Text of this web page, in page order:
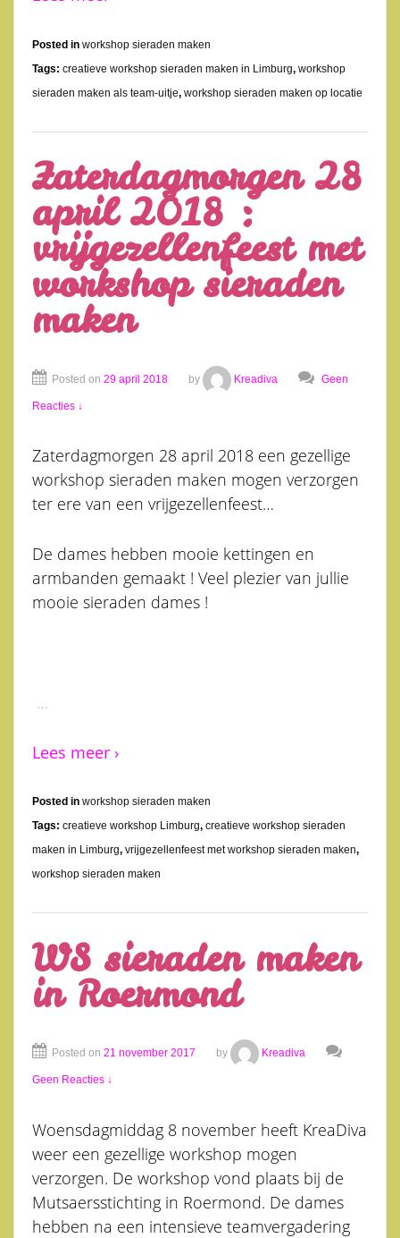
Posted in workshop sieraden maken
Tags: creatieve workshop sieraden maken in Limburg, workshop
sieraden maken als team-uitje, workshop sieraden maken op locatie
Zaterdagmorgen 28
april 2018 :
vrijgezellenfeest met
workshop sieraden
maken
Posted on 29 april 2018 by Kreadiva Geen
Reacties ↓
Zaterdagmorgen 28 april 2018 een gezellige
workshop sieraden maken mogen verzorgen
ter ere van een vrijgezellenfeest…
De dames hebben mooie kettingen en
armbanden gemaakt ! Veel plezier van jullie
mooie sieraden dames !
…
Lees meer ›
Posted in workshop sieraden maken
Tags: creatieve workshop Limburg, creatieve workshop sieraden
maken in Limburg, vrijgezellenfeest met workshop sieraden maken,
workshop sieraden maken
WS sieraden maken
in Roermond
Posted on 21 november 2017 by Kreadiva
Geen Reacties ↓
Woensdagmiddag 8 november heeft KreaDiva
weer een gezellige workshop mogen
verzorgen. De workshop vond plaats bij de
Mutsaersstichting in Roermond. De dames
hebben na een intensieve teamvergadering